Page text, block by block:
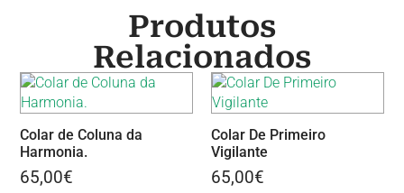
Produtos
Relacionados
Colar de Coluna da
Harmonia.
65,00€
Colar De Primeiro
Vigilante
65,00€